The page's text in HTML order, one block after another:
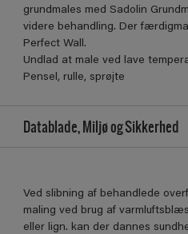
grundmales med Sadolin
videre behandling. Der
Perfect Wall.
Undlad at male ved lave
Pensel, rulle, sprøjte
Datablade, Miljø og Sikkerhed
Ved slibning af behandlede
maling ved brug af
eller lign. kan der dannes